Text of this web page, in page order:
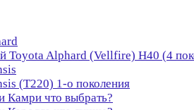
Toyota Alphard (Vellfire) H40 (4
(T220) 1-о поколения
Камри что выбрать?